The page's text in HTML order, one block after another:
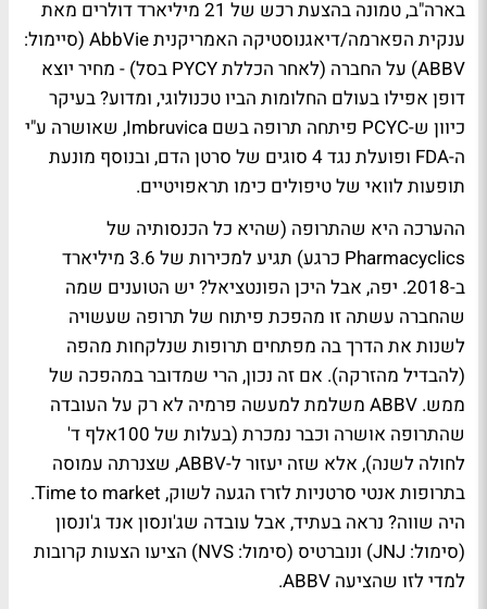
בארה"ב, טמונה בהצעת רכש של 21 מיליארד דולרים מאת
ענקית הפארמה/דיאגנוסטיקה האמריקנית AbbVie (סיימול:
ABBV) על החברה (לאחר הכללת PYCY בסל) - מחיר יוצא
דופן אפילו בעולם החלומות הביו טכנולוגי, ומדוע? בעיקר
כיוון ש-PCYC פיתחה תרופה בשם Imbruvica, שאושרה ע"י
ה-FDA ופועלת נגד 4 סוגים של סרטן הדם, ובנוסף מונעת
תופעות לוואי של טיפולים כימו תראפויטיים.
ההערכה היא שהתרופה (שהיא כל הכנסותיה של
Pharmacyclics כרגע) תגיע למכירות של 3.6 מיליארד
ב-2018. יפה, אבל היכן הפונטציאל? יש הטוענים שמה
שהחברה עשתה זו מהפכת פיתוח של תרופה שעשויה
לשנות את הדרך בה מפתחים תרופות שנלקחות מהפה
(להבדיל מהזרקה). אם זה נכון, הרי שמדובר במהפכה של
ממש. ABBV משלמת למעשה פרמיה לא רק על העובדה
שהתרופה אושרה וכבר נמכרת (בעלות של 100אלף ד'
לחולה לשנה), אלא שזה יעזור ל-ABBV, שצנרתה עמוסה
בתרופות אנטי סרטניות לזרז הגעה לשוק, Time to market.
היה שווה? נראה בעתיד, אבל עובדה שג'ונסון אנד ג'ונסון
(סימול: JNJ) ונוברטיס (סימול: NVS) הציעו הצעות קרובות
למדי לזו שהציעה ABBV.